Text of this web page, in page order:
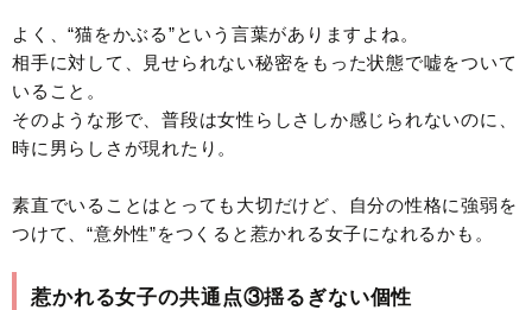
よく、“猫をかぶる”という言葉がありますよね。
相手に対して、見せられない秘密をもった状態で嘘をついて
いること。
そのような形で、普段は女性らしさしか感じられないのに、
時に男らしさが現れたり。
素直でいることはとっても大切だけど、自分の性格に強弱を
つけて、“意外性”をつくると惹かれる女子になれるかも。
惹かれる女子の共通点③揺るぎない個性